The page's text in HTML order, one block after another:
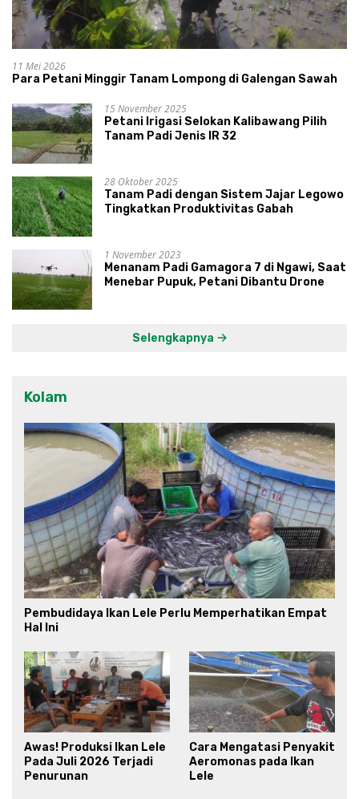
11 Mei 2026
Para Petani Minggir Tanam Lompong di Galengan Sawah
15 November 2025
Petani Irigasi Selokan Kalibawang Pilih
Tanam Padi Jenis IR 32
28 Oktober 2025
Tanam Padi dengan Sistem Jajar Legowo
Tingkatkan Produktivitas Gabah
1 November 2023
Menanam Padi Gamagora 7 di Ngawi, Saat
Menebar Pupuk, Petani Dibantu Drone
Selengkapnya
Kolam
Pembudidaya Ikan Lele Perlu Memperhatikan Empat
Hal Ini
Awas! Produksi Ikan Lele
Pada Juli 2026 Terjadi
Penurunan
Cara Mengatasi Penyakit
Aeromonas pada Ikan
Lele